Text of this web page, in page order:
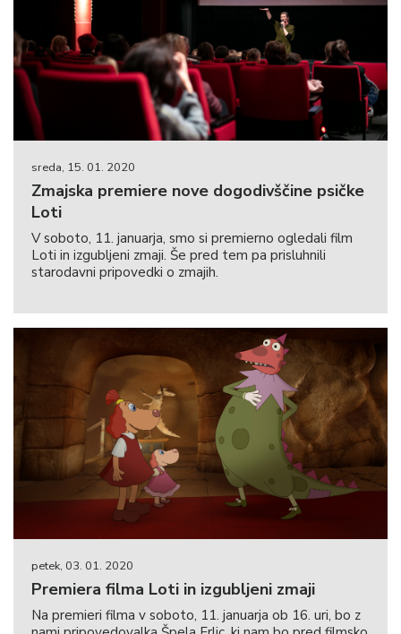
sreda, 15. 01. 2020
Zmajska premiere nove dogodivščine psičke
Loti
V soboto, 11. januarja, smo si premierno ogledali film
Loti in izgubljeni zmaji. Še pred tem pa prisluhnili
starodavni pripovedki o zmajih.
petek, 03. 01. 2020
Premiera filma Loti in izgubljeni zmaji
Na premieri filma v soboto, 11. januarja ob 16. uri, bo z